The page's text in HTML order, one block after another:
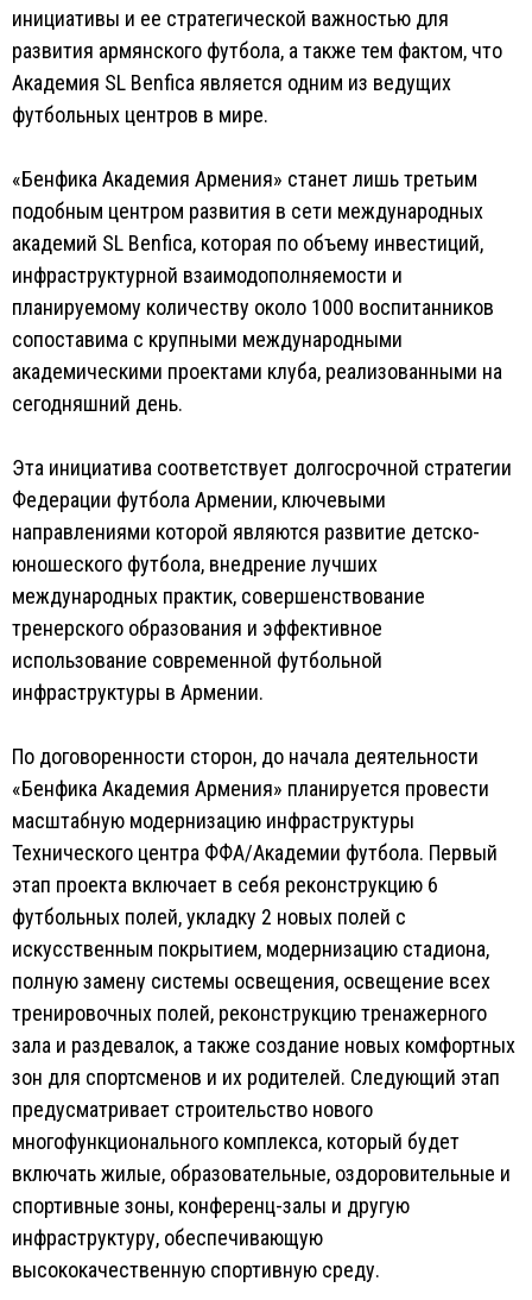
инициативы и ее стратегической важностью для
развития армянского футбола, а также тем фактом, что
Академия SL Benfica является одним из ведущих
футбольных центров в мире.
«Бенфика Академия Армения» станет лишь третьим
подобным центром развития в сети международных
академий SL Benfica, которая по объему инвестиций,
инфраструктурной взаимодополняемости и
планируемому количеству около 1000 воспитанников
сопоставима с крупными международными
академическими проектами клуба, реализованными на
сегодняшний день.
Эта инициатива соответствует долгосрочной стратегии
Федерации футбола Армении, ключевыми
направлениями которой являются развитие детско-
юношеского футбола, внедрение лучших
международных практик, совершенствование
тренерского образования и эффективное
использование современной футбольной
инфраструктуры в Армении.
По договоренности сторон, до начала деятельности
«Бенфика Академия Армения» планируется провести
масштабную модернизацию инфраструктуры
Технического центра ФФА/Академии футбола. Первый
этап проекта включает в себя реконструкцию 6
футбольных полей, укладку 2 новых полей с
искусственным покрытием, модернизацию стадиона,
полную замену системы освещения, освещение всех
тренировочных полей, реконструкцию тренажерного
зала и раздевалок, а также создание новых комфортных
зон для спортсменов и их родителей. Следующий этап
предусматривает строительство нового
многофункционального комплекса, который будет
включать жилые, образовательные, оздоровительные и
спортивные зоны, конференц-залы и другую
инфраструктуру, обеспечивающую
высококачественную спортивную среду.